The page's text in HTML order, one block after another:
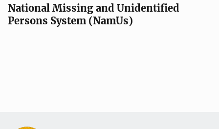
National Missing and Unidentified
Persons System (NamUs)